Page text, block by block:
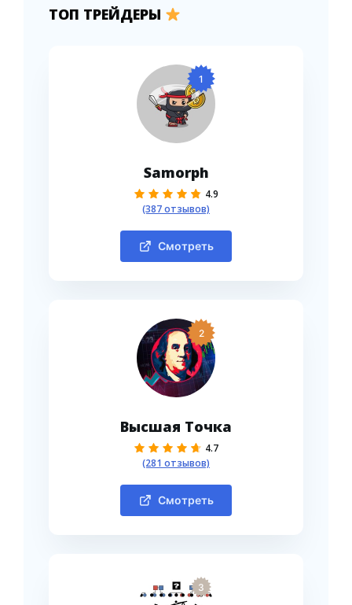
ТОП ТРЕЙДЕРЫ
1
Samorph
4.9
(387 отзывов)
Смотреть
2
Высшая Точка
4.7
(281 отзывов)
Смотреть
3